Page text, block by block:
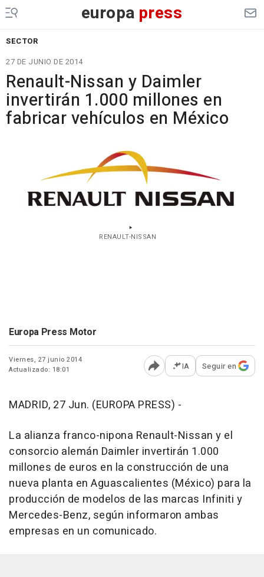
europa press
SECTOR
27 DE JUNIO DE 2014
Renault-Nissan y Daimler
invertirán 1.000 millones en
fabricar vehículos en México
RENAULT-NISSAN
Europa Press Motor
Viernes, 27 junio 2014
Actualizado: 18:01
Abrir opciones para
IA Seguir en
MADRID, 27 Jun. (EUROPA PRESS) -
La alianza franco-nipona Renault-Nissan y el
consorcio alemán Daimler invertirán 1.000
millones de euros en la construcción de una
nueva planta en Aguascalientes (México) para la
producción de modelos de las marcas Infiniti y
Mercedes-Benz, según informaron ambas
empresas en un comunicado.